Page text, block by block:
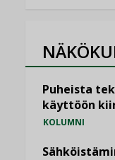
Puheista
käyttöön
KOLUMNI